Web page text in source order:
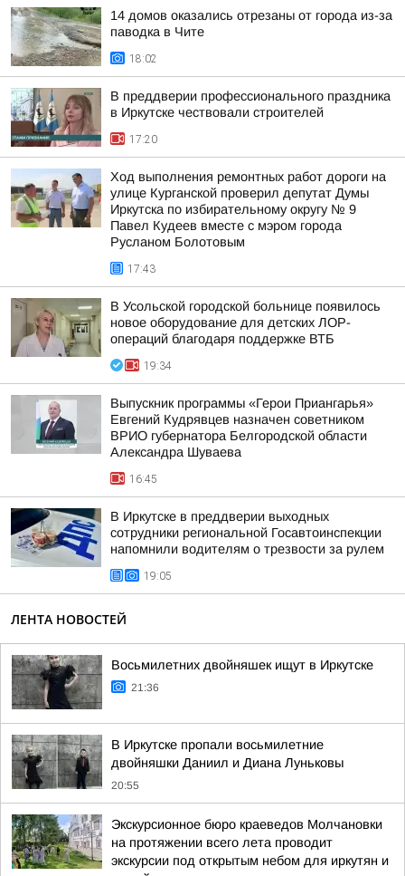
14 домов оказались отрезаны от города из-за
паводка в Чите
18:02
В преддверии профессионального праздника
в Иркутске чествовали строителей
17:20
Ход выполнения ремонтных работ дороги на
улице Курганской проверил депутат Думы
Иркутска по избирательному округу № 9
Павел Кудеев вместе с мэром города
Русланом Болотовым
17:43
В Усольской городской больнице появилось
новое оборудование для детских ЛОР-
операций благодаря поддержке ВТБ
19:34
Выпускник программы «Герои Приангарья»
Евгений Кудрявцев назначен советником
ВРИО губернатора Белгородской области
Александра Шуваева
16:45
В Иркутске в преддверии выходных
сотрудники региональной Госавтоинспекции
напомнили водителям о трезвости за рулем
19:05
ЛЕНТА НОВОСТЕЙ
Восьмилетних двойняшек ищут в Иркутске
21:36
В Иркутске пропали восьмилетние
двойняшки Даниил и Диана Луньковы
20:55
Экскурсионное бюро краеведов Молчановки
на протяжении всего лета проводит
экскурсии под открытым небом для иркутян и